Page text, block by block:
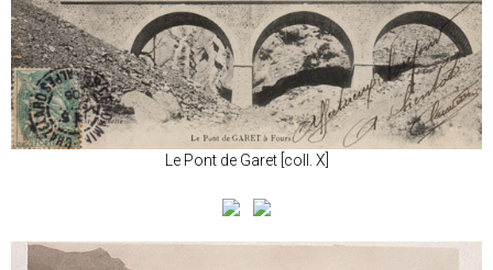
Le Pont de Garet [coll. X]